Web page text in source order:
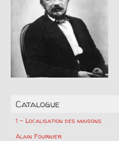
Catalogue
1 – Localisation des maisons
Alain Fournier